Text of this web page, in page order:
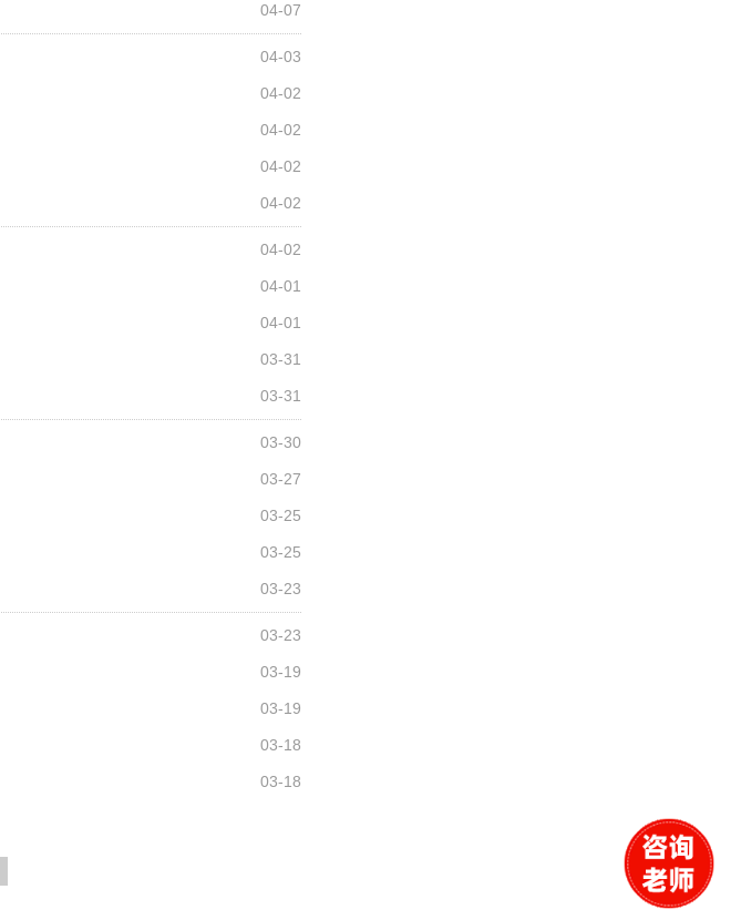
04-07
04-03
04-02
04-02
04-02
04-02
04-02
04-01
04-01
03-31
03-31
03-30
03-27
03-25
03-25
03-23
03-23
03-19
03-19
03-18
03-18